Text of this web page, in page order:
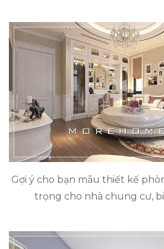
Gợi ý cho bạn mẫu thiết kế
trọng cho nhà chung cư,